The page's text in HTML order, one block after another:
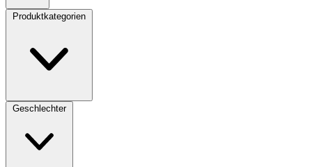
Produktkategorien
Geschlechter